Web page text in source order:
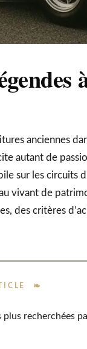
anciennes
autant de
sur les circuits
vivant de
des critères
plus recherchées